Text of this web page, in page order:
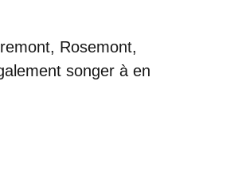
Rosemont,
songer à en